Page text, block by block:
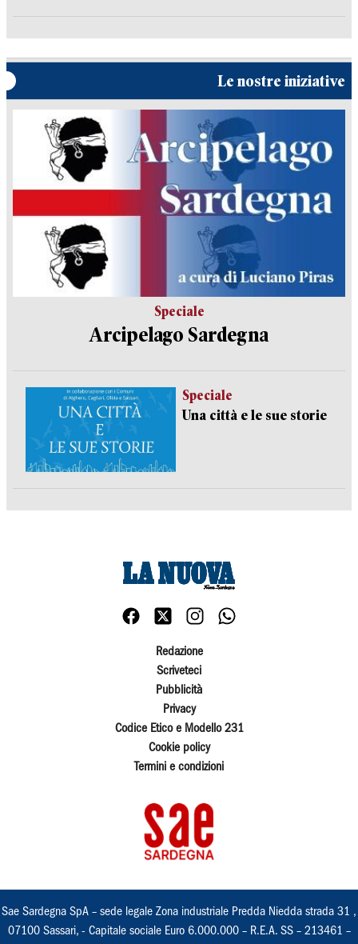
Le nostre iniziative
Speciale
Arcipelago Sardegna
Speciale
Una città e le sue storie
Redazione
Scriveteci
Pubblicità
Privacy
Codice Etico e Modello 231
Cookie policy
Termini e condizioni
Sae Sardegna SpA – sede legale Zona industriale Predda Niedda strada 31 ,
07100 Sassari, - Capitale sociale Euro 6.000.000 – R.E.A. SS – 213461 –